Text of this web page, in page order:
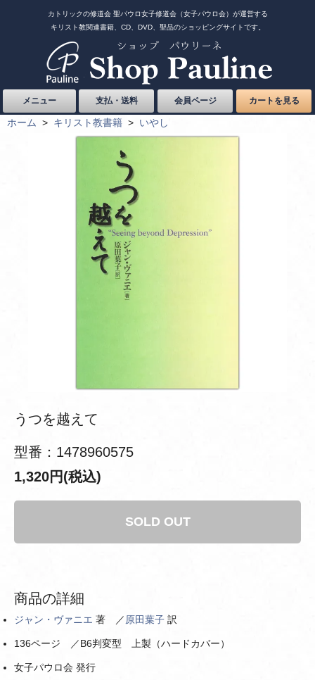
カトリックの修道会 聖パウロ女子修道会（女子パウロ会）が運営する
キリスト教関連書籍、CD、DVD、聖品のショッピングサイトです。
メニュー 支払・送料 会員ページ カートを見る
ホーム > キリスト教書籍 > いやし
うつを越えて
型番：1478960575
1,320円(税込)
SOLD OUT
商品の詳細
ジャン・ヴァニエ 著 ／ 原田葉子 訳
136ページ ／B6判変型 上製（ハードカバー）
女子パウロ会 発行